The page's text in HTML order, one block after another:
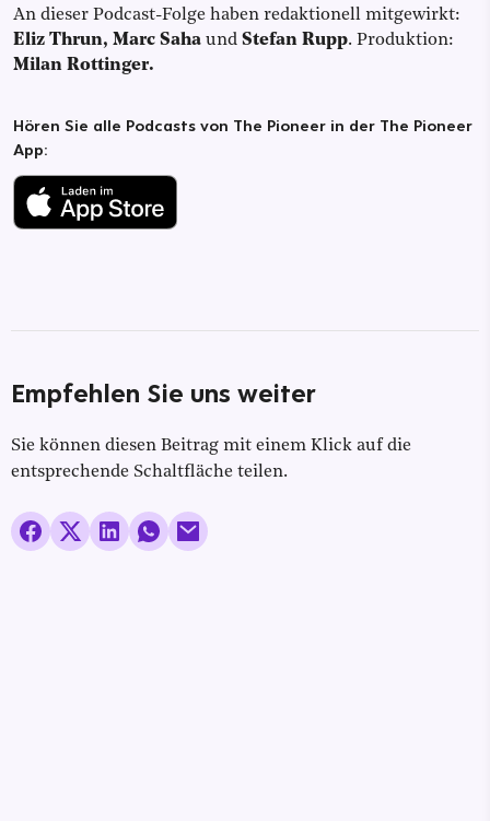
An dieser Podcast-Folge haben redaktionell mitgewirkt:
Eliz Thrun, Marc Saha und Stefan Rupp. Produktion:
Milan Rottinger.
Hören Sie alle Podcasts von The Pioneer in der The Pioneer
App:
Empfehlen Sie uns weiter
Sie können diesen Beitrag mit einem Klick auf die
entsprechende Schaltfläche teilen.